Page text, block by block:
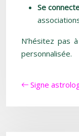
Se
N’hésitez pas
personnalisée.
Signe